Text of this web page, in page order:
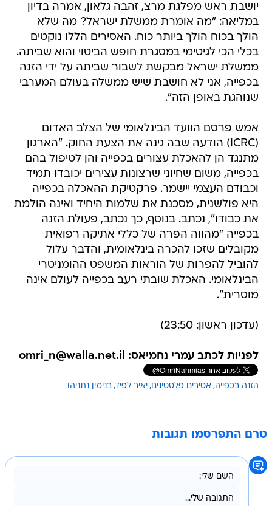
יושבת ראש מפלגת מרצ, זהבה גלאון, אמרה בדיון
במליאה: "מה אומרת ממשלת ישראל? מה שלא
הולך בכוח הולך ביותר כוח. האסירים הללו נוקטים
בכלי הכי לגיטימי במסגרת חופש הביטוי והוא שביתה.
ממשלת ישראל מבקשת לשבור שביתה על ידי הזנה
בכפייה, אני לא חושבת שיש ממשלה בעולם המערבי
שנוהגת באופן הזה".
אמש פרסם הוועד הבינלאומי של הצלב האדום
(ICRC) הודעה שבה גינה את הצעת החוק. "הארגון
מתנגד הן להאכלת עצורים בכפייה והן לטיפול בהם
בכפייה, משום שחיוני שרצונות עצירים יכובדו תמיד
וכבודם העצמי יישמר. פרקטיקת ההאכלה בכפייה
היא פולשנית, מסכנת את שלמות היחיד ואינה הולמת
את כבודו", נכתב. בנוסף, כך נכתב, פעולת הזנה
בכפייה "מהווה הפרה של כללי אתיקה רפואית
מקובלים שזכו להכרה בינלאומית, והדבר עלול
להוביל להפרות של הוראות המשפט ההומניטרי
הבינלאומי. האכלת שובתי רעב בכפייה לעולם אינה
מוסרית".
(עדכון ראשון: 23:50)
לפניות לכתב עמרי נחמיאס: omri_n@walla.net.il
הזנה בכפייה אסירים פלסטינים יאיר לפיד בנימין נתניהו
טרם התפרסמו תגובות